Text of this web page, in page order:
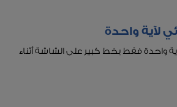
لآية واحدة
واحدة فقط بخط كبير على الشاشة أثناء